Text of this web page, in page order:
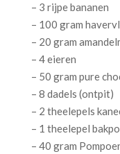
– 3 rijpe bananen
– 100 gram
– 20 gram
– 4 eieren
– 50 gram pure
– 8 dadels (ontpit)
– 2 theelepels
– 1 theelepel
– 40 gram